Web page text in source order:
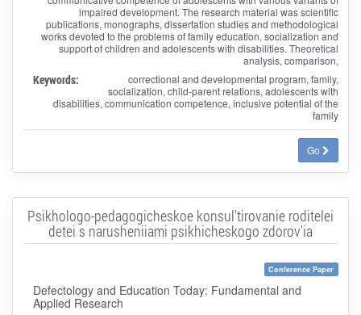
impaired development. The research material was scientific
publications, monographs, dissertation studies and methodological
works devoted to the problems of family education, socialization and
support of children and adolescents with disabilities. Theoretical
analysis, comparison,
Keywords:
correctional and developmental program, family,
socialization, child-parent relations, adolescents with
disabilities, communication competence, inclusive potential of the
family
Go
Psikhologo-pedagogicheskoe konsul'tirovanie roditelei
detei s narusheniiami psikhicheskogo zdorov'ia
Conference Paper
Defectology and Education Today: Fundamental and
Applied Research